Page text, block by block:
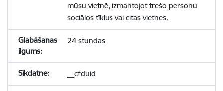
mūsu vietnē, izmantojot trešo personu
sociālos tīklus vai citas vietnes.
24 stundas
__cfduid